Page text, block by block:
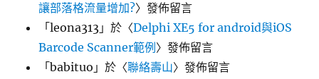
讓部落格流量增加?〉發佈留言
「leona313 」於〈Delphi XE5 for android與iOS
Barcode Scanner範例 〉發佈留言
「babituo 」於〈聯絡壽山〉發佈留言